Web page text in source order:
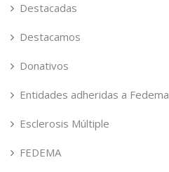
Destacadas
Destacamos
Donativos
Entidades adheridas a Fedema
Esclerosis Múltiple
FEDEMA